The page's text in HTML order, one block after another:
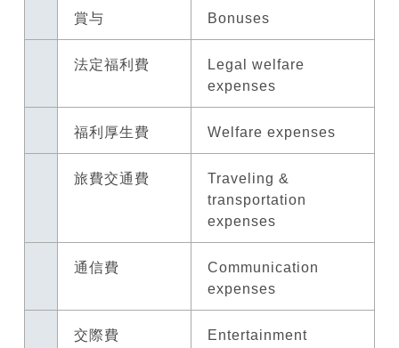
賞与 Bonuses
法定福利費
Legal welfare
expenses
福利厚生費 Welfare expenses
旅費交通費
Traveling &
transportation
expenses
通信費
Communication
expenses
交際費
Entertainment